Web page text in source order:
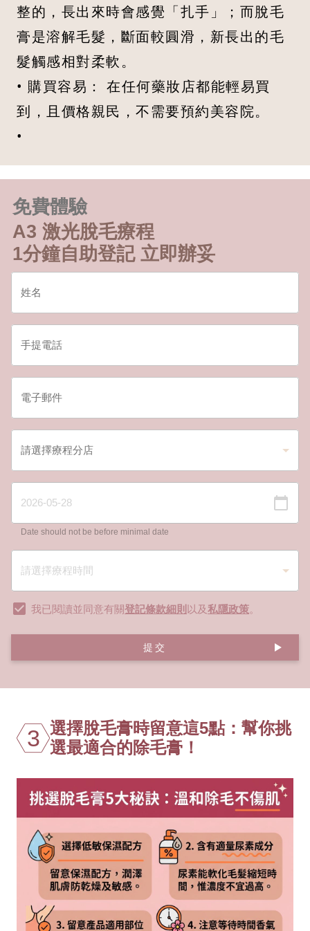
整的，長出來時會感覺「扎手」；而脫毛
膏是溶解毛髮，斷面較圓滑，新長出的毛
髮觸感相對柔軟。
• 購買容易： 在任何藥妝店都能輕易買
到，且價格親民，不需要預約美容院。
•
免費體驗
A3 激光脫毛療程
1分鐘自助登記 立即辦妥
Date should not be before minimal date
我已閱讀並同意有關登記條款細則 以及私隱政策。
提交
3 選擇脫毛膏時留意這5點：幫你挑
選最適合的除毛膏！